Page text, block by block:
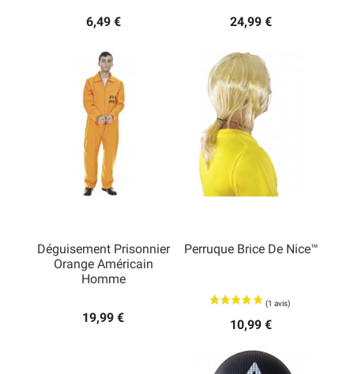
6,49 € 24,99 €
Déguisement Prisonnier
Orange Américain
Homme
19,99 €
Perruque Brice De Nice™
10,99 €